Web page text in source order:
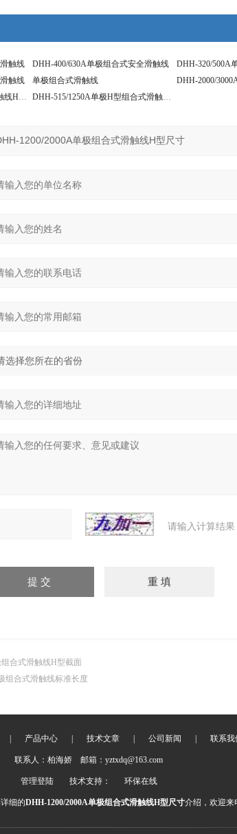
触线 DHH-400/630A单极组合式安全滑触线 DHH-320/500A
触线
单极组合式滑触线
DHH-905/1600A单极组合式滑触线H型截面
DHH-515/1250A单极H型组合式滑触线导线
请输入计算结
合式滑触线H型截面
组合式滑触线标准长度
产品中心 技术文章 公司新闻 联系我
联系人：柏海娇 邮箱：yztxdq@163.com
管理登陆 技术支持： 环保在线
细的DHH-1200/2000A单极组合式滑触线H型尺寸介绍，欢迎来